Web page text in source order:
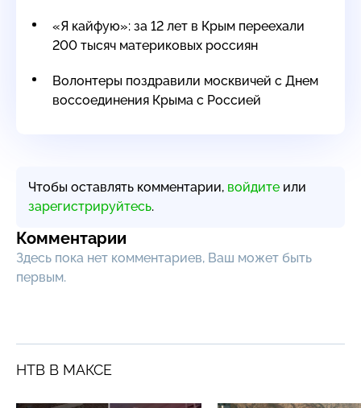
«Я кайфую»: за 12 лет в Крым переехали
200 тысяч материковых россиян
Волонтеры поздравили москвичей с Днем
воссоединения Крыма с Россией
Чтобы оставлять комментарии, войдите или
зарегистрируйтесь.
Комментарии
Здесь пока нет комментариев, Ваш может быть
первым.
НТВ В МАКСЕ